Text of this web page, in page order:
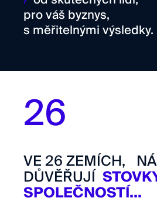
pro váš byznys,
s měřitelnými výsledky.
26
VE 26 ZEMÍCH,
DŮVĚŘUJÍ
SPOLEČNOSTÍ...